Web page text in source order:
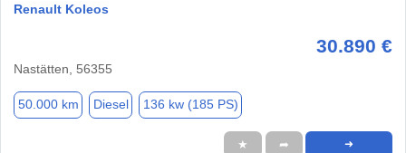
Renault Koleos
30.890 €
Nastätten, 56355
50.000 km Diesel 136 kw (185 PS)
★ ➦ ➜